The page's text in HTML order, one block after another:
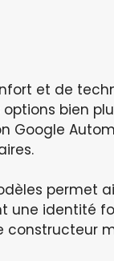
et de
bien
permet
identité